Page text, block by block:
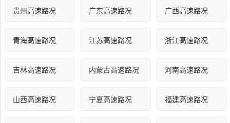
贵州高速路况 广东高速路况 广西高速路况
青海高速路况 江苏高速路况 浙江高速路况
吉林高速路况 内蒙古高速路况 河南高速路况
山西高速路况 宁夏高速路况 福建高速路况